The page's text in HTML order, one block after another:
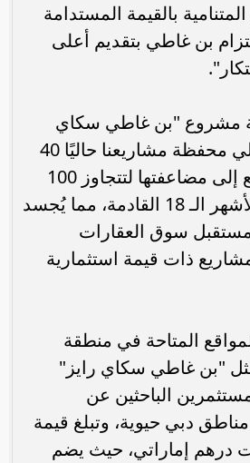
بالقيمة المستدامة
بن غاطي بتقديم أعلى
مشروع "بن غاطي سكاي
رايز"، يتجاوز إجمالي محفظة مشاريعنا حاليًا 40
مليار درهم، ونتطلع إلى مضاعفتها لتتجاوز 100
مليار درهم خلال الأشهر الـ 18 القادمة، مما يُجسد
مستقبل سوق العقارات
ذات قيمة استثمارية
المتاحة في منطقة
"بن غاطي سكاي رايز"
الباحثين عن
دبي حيوية، وتبلغ قيمة
5 مليارات درهم إماراتي، حيث يضم